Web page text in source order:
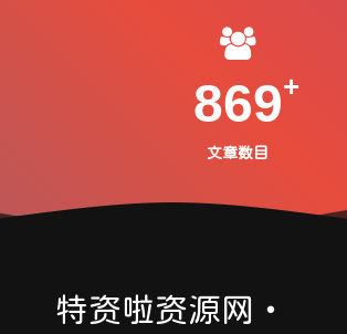
869
文章数目
特资啦资源网・